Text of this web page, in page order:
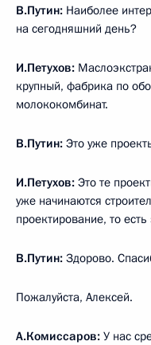
В.Путин: Наиболее
на сегодняшний день?
И.Петухов:
крупный, фабрика по
молококомбинат.
В.Путин: Это уже
И.Петухов: Это те
уже начинаются
проектирование, то
В.Путин: Здорово.
Пожалуйста, Алексей.
А.Комиссаров: У нас